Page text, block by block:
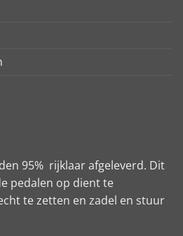
95% rijklaar afgeleverd. Dit
pedalen op dient te
te zetten en zadel en stuur